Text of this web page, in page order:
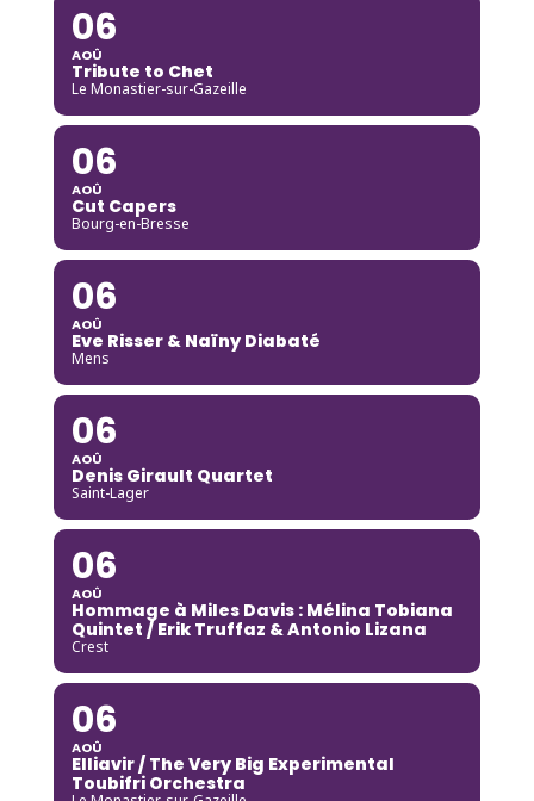
06
AOÛ
Tribute to Chet
Le Monastier-sur-Gazeille
06
AOÛ
Cut Capers
Bourg-en-Bresse
06
AOÛ
Eve Risser & Naïny Diabaté
Mens
06
AOÛ
Denis Girault Quartet
Saint-Lager
06
AOÛ
Hommage à Miles Davis : Mélina Tobiana
Quintet / Erik Truffaz & Antonio Lizana
Crest
06
AOÛ
Elliavir / The Very Big Experimental
Toubifri Orchestra